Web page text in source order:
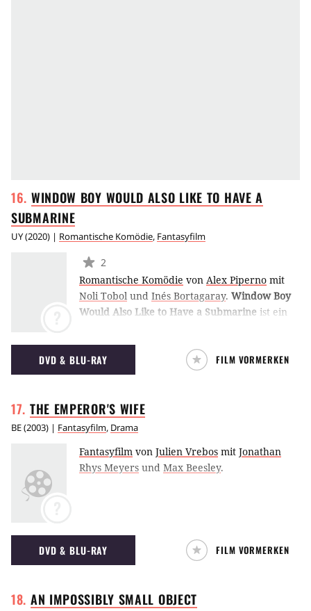
WINDOW BOY WOULD ALSO LIKE TO HAVE A
SUBMARINE
UY(2020) | Romantische Komödie, Fantasyfilm
2
Romantische Komödie von Alex Piperno mit
Noli Tobol und Inés Bortagaray. Window Boy
Would Also Like to Have a Submarine ist ein
der auf der Berlinale 2020 seine Weltpremiere
feiern wird.
DVD & BLU-RAY FILM VORMERKEN
THE EMPEROR'S WIFE
BE(2003) | Fantasyfilm, Drama
Fantasyfilm von Julien Vrebos mit Jonathan
Rhys Meyers und Max Beesley.
DVD & BLU-RAY FILM VORMERKEN
AN IMPOSSIBLY SMALL OBJECT